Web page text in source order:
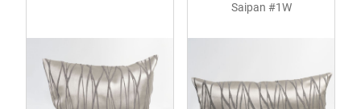
Saipan #1W